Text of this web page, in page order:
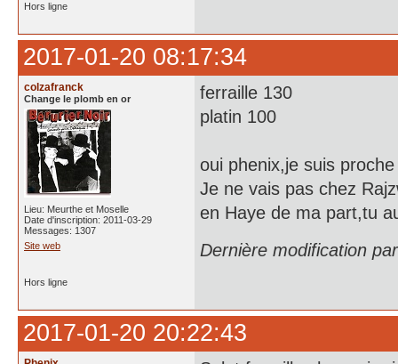
Hors ligne
2017-01-20 08:17:34
colzafranck
Change le plomb en or
Lieu: Meurthe et Moselle
Date d'inscription: 2011-03-29
Messages: 1307
Site web
ferraille 130
platin 100
oui phenix,je suis
Je ne vais pas chez
en Haye de ma part,tu
Dernière modification
Hors ligne
2017-01-20 20:22:43